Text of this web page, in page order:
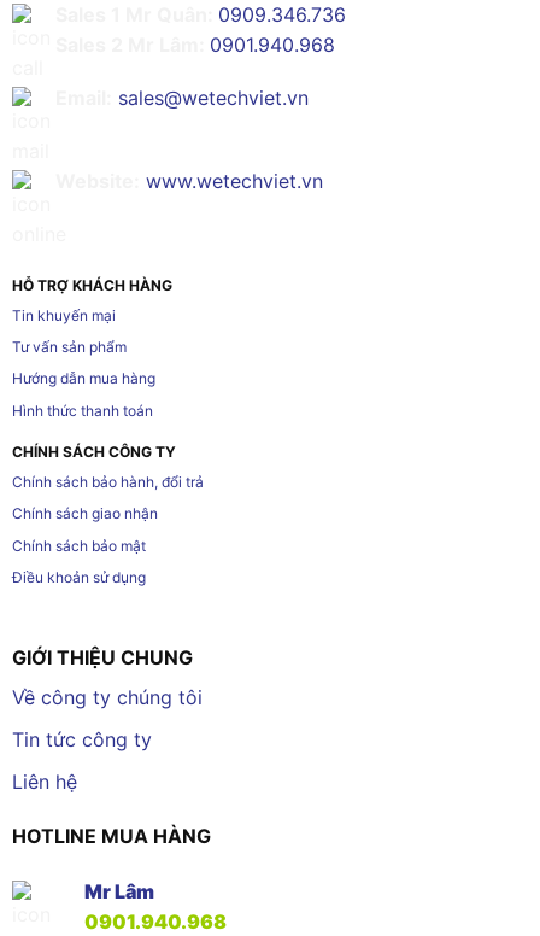
0909.346.736
0901.940.968
sales@wetechviet.vn
www.wetechviet.vn
HỖ TRỢ KHÁCH HÀNG
Tin khuyến mại
Tư vấn sản phẩm
Hướng dẫn mua hàng
Hình thức thanh toán
CHÍNH SÁCH CÔNG TY
Chính sách bảo hành, đổi trả
Chính sách giao nhận
Chính sách bảo mật
Điều khoản sử dụng
GIỚI THIỆU CHUNG
Về công ty chúng tôi
Tin tức công ty
Liên hệ
HOTLINE MUA HÀNG
Mr Lâm
0901.940.968